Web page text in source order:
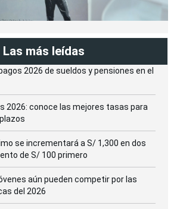
Las más leídas
2026 de sueldos y pensiones en el
2026: conoce las mejores tasas para
se incrementará a S/ 1,300 en dos
de S/ 100 primero
aún pueden competir por las
del 2026